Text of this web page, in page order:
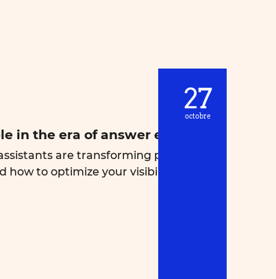
27
octobre
in the era of answer engines
are transforming product
how to optimize your visibility through